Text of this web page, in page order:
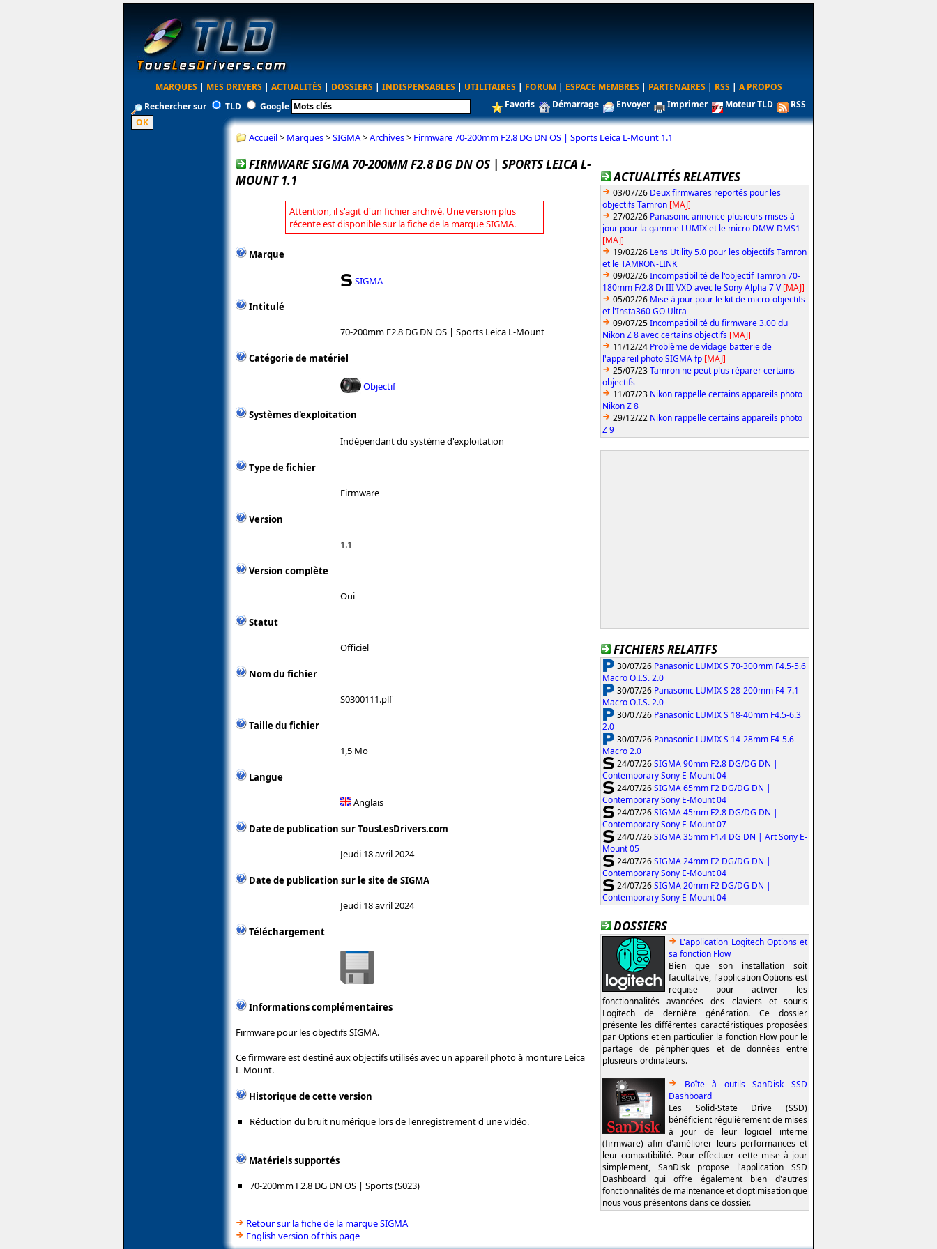
MARQUES | MES DRIVERS | ACTUALITÉS | DOSSIERS | INDISPENSABLES | UTILITAIRES | FORUM | ESPACE MEMBRES | PARTENAIRES | RSS | A PROPOS
Rechercher sur
TLD Google Favoris Démarrage Envoyer Imprimer Moteur TLD RSS
Accueil> Marques>SIGMA>Archives> Firmware 70-200mm F2.8 DG DN OS | Sports Leica L-Mount 1.1
FIRMWARE SIGMA 70-200MM F2.8 DG DN OS | SPORTS LEICA L-
MOUNT 1.1
Attention, il s'agit d'un fichier archivé. Une version plus
récente est disponible sur la fiche de la marque SIGMA.
Marque
SIGMA
Intitulé
70-200mm F2.8 DG DN OS | Sports Leica L-Mount
Catégorie de matériel
Objectif
Systèmes d'exploitation
Indépendant du système d'exploitation
Type de fichier
Firmware
Version
1.1
Version complète
Oui
Statut
Officiel
Nom du fichier
S0300111.plf
Taille du fichier
1,5 Mo
Langue
Anglais
Date de publication sur TousLesDrivers.com
Jeudi 18 avril 2024
Date de publication sur le site de SIGMA
Jeudi 18 avril 2024
Téléchargement
Informations complémentaires
Firmware pour les objectifs SIGMA.
Ce firmware est destiné aux objectifs utilisés avec un appareil photo à monture Leica
L-Mount.
Historique de cette version
Réduction du bruit numérique lors de l'enregistrement d'une vidéo.
Matériels supportés
70-200mm F2.8 DG DN OS | Sports (S023)
Retour sur la fiche de la marque SIGMA
English version of this page
ACTUALITÉS RELATIVES
03/07/26 Deux firmwares reportés pour les
objectifs Tamron [MAJ]
27/02/26 Panasonic annonce plusieurs mises à
jour pour la gamme LUMIX et le micro DMW-DMS1
[MAJ]
19/02/26 Lens Utility 5.0 pour les objectifs Tamron
et le TAMRON-LINK
09/02/26Incompatibilité de l'objectif Tamron 70-
180mm F/2.8 Di III VXD avec le Sony Alpha 7 V [MAJ]
05/02/26 Mise à jour pour le kit de micro-objectifs
et l'Insta360 GO Ultra
09/07/25Incompatibilité du firmware 3.00 du
Nikon Z 8 avec certains objectifs [MAJ]
11/12/24 Problème de vidage batterie de
l'appareil photo SIGMA fp [MAJ]
25/07/23Tamron ne peut plus réparer certains
objectifs
11/07/23 Nikon rappelle certains appareils photo
Nikon Z 8
29/12/22 Nikon rappelle certains appareils photo
Z 9
FICHIERS RELATIFS
30/07/26 Panasonic LUMIX S 70-300mm F4.5-5.6
Macro O.I.S. 2.0
30/07/26 Panasonic LUMIX S 28-200mm F4-7.1
Macro O.I.S. 2.0
30/07/26 Panasonic LUMIX S 18-40mm F4.5-6.3
2.0
30/07/26 Panasonic LUMIX S 14-28mm F4-5.6
Macro 2.0
24/07/26SIGMA 90mm F2.8 DG/DG DN |
Contemporary Sony E-Mount 04
24/07/26SIGMA 65mm F2 DG/DG DN |
Contemporary Sony E-Mount 04
24/07/26SIGMA 45mm F2.8 DG/DG DN |
Contemporary Sony E-Mount 07
24/07/26SIGMA 35mm F1.4 DG DN | Art Sony E-
Mount 05
24/07/26SIGMA 24mm F2 DG/DG DN |
Contemporary Sony E-Mount 04
24/07/26SIGMA 20mm F2 DG/DG DN |
Contemporary Sony E-Mount 04
DOSSIERS
L'application Logitech Options et
sa fonction Flow
Bien que son installation soit
facultative, l'application Options est
requise pour activer les
fonctionnalités avancées des claviers et souris
Logitech de dernière génération. Ce dossier
présente les différentes caractéristiques proposées
par Options et en particulier la fonction Flow pour le
partage de périphériques et de données entre
plusieurs ordinateurs.
Boîte à outils SanDisk SSD
Dashboard
Les Solid-State Drive (SSD)
bénéficient régulièrement de mises
à jour de leur logiciel interne
(firmware) afin d'améliorer leurs performances et
leur compatibilité. Pour effectuer cette mise à jour
simplement, SanDisk propose l'application SSD
Dashboard qui offre également bien d'autres
fonctionnalités de maintenance et d'optimisation que
nous vous présentons dans ce dossier.